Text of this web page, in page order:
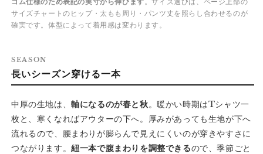
サイズチャートのヒップ・太もも周り・パンツ丈を照らし合わせるのが
確実です。体型によって着用感は変わります。
SEASON
長いシーズン穿ける一本
中厚の生地は、軸になるのが春と秋。暖かい時期はTシャツ一
枚と、寒くなればアウターの下へ。厚みがあっても生地が下へ
流れるので、腰まわりが膨らんで見えにくいのが穿きやすさに
つながります。紐一本で腹まわりを調整できるので、季節ごと